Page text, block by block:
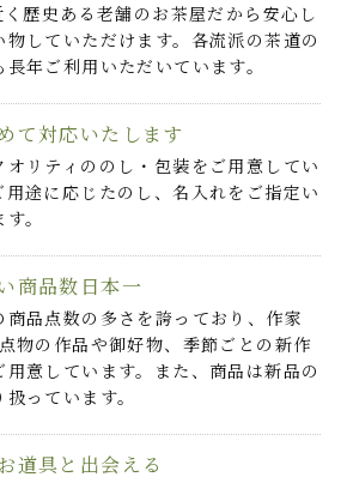
歴史ある老舗のお茶屋だから安心し
物していただけます。各流派の茶道の
年ご利用いただいています。
て対応いたします
オリティののし・包装をご用意してい
用途に応じたのし、名入れをご指定い
。
商品数日本一
商品点数の多さを誇っており、作家
物の作品や御好物、季節ごとの新作
用意しています。また、商品は新品の
っています。
道具と出会える